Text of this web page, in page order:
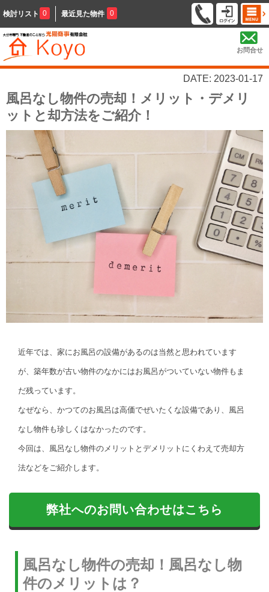
検討リスト 0 最近見た物件 0
お問合せ
DATE: 2023-01-17
風呂なし物件の売却！メリット・デメリ
ットと却方法をご紹介！
近年では、家にお風呂の設備があるのは当然と思われています
が、築年数が古い物件のなかにはお風呂がついていない物件もま
だ残っています。
なぜなら、かつてのお風呂は高価でぜいたくな設備であり、風呂
なし物件も珍しくはなかったのです。
今回は、風呂なし物件のメリットとデメリットにくわえて売却方
法などをご紹介します。
弊社へのお問い合わせはこちら
風呂なし物件の売却！風呂なし物
件のメリットは？